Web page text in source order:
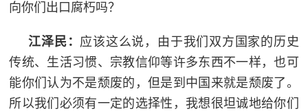
向你们出口腐朽吗？
江泽民： 应该这么说，由于我们双方国家的历史
传统、生活习惯、宗教信仰等许多东西不一样，也可
能你们认为不是颓废的，但是到中国来就是颓废了。
所以我们必须有一定的选择性，我想很坦诚地给你们